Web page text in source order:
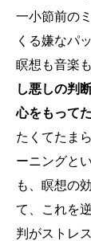
一小節前の
くる嫌なパ
瞑想も音楽
し悪しの判
心をもって
たくてたま
ーニングと
も、瞑想の
て、これを
判がストレ